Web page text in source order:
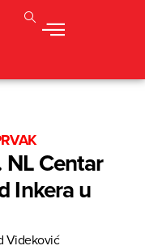
Centar
Inkera u
Videković